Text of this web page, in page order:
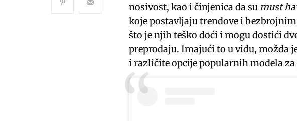
nosivost, kao i činjenica da su must
koje postavljaju trendove i
što je njih teško doći i mogu dostići
preprodaju. Imajući to u vidu, možda
i različite opcije popularnih modela za